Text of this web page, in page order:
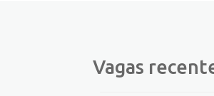
Vagas